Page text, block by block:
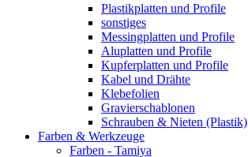
Plastikplatten und Profile
sonstiges
Messingplatten und Profile
Aluplatten und Profile
Kupferplatten und Profile
Kabel und Drähte
Klebefolien
Gravierschablonen
Schrauben & Nieten (Plastik)
Farben & Werkzeuge
Farben - Tamiya